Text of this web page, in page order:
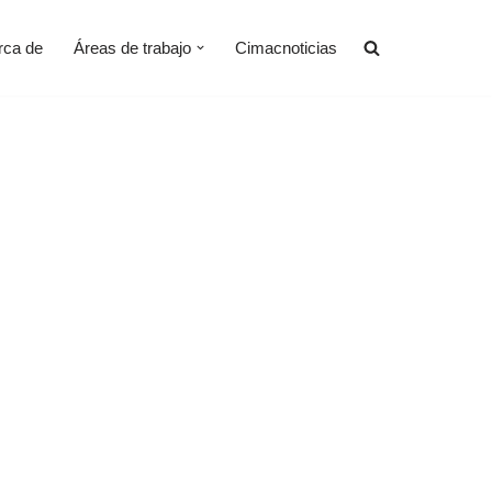
de Áreas de trabajo Cimacnoticias